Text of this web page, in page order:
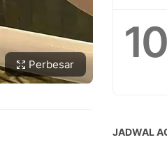
Perbesar 10